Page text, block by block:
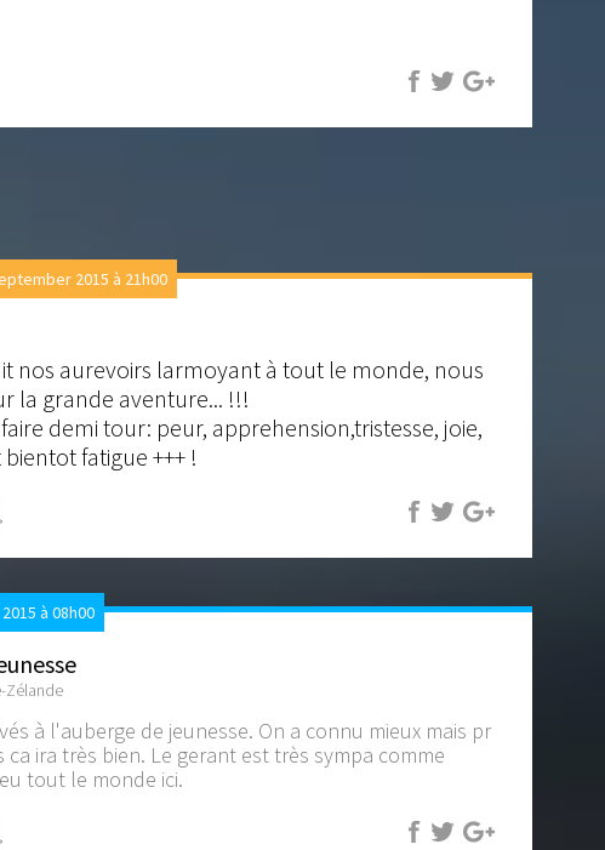
2015 à 21h00
nos aurevoirs larmoyant à tout le monde, nous
la grande aventure... !!!
demi tour: peur, apprehension,tristesse, joie,
bientot fatigue +++ !
à 08h00
Zélande
à l'auberge de jeunesse. On a connu mieux mais pr
ira très bien. Le gerant est très sympa comme
tout le monde ici.